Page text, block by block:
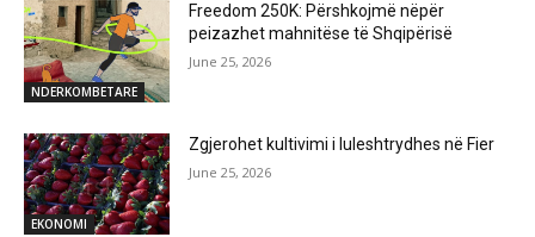
NDERKOMBETARE
Freedom 250K: Përshkojmë nëpër
peizazhet mahnitëse të Shqipërisë
June 25, 2026
EKONOMI
Zgjerohet kultivimi i luleshtrydhes në Fier
June 25, 2026